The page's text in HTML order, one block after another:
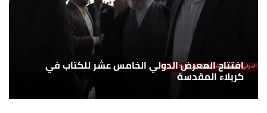
افتتاح المعرض الدولي الخامس عشر للكتاب في
كربلاء المقدسة